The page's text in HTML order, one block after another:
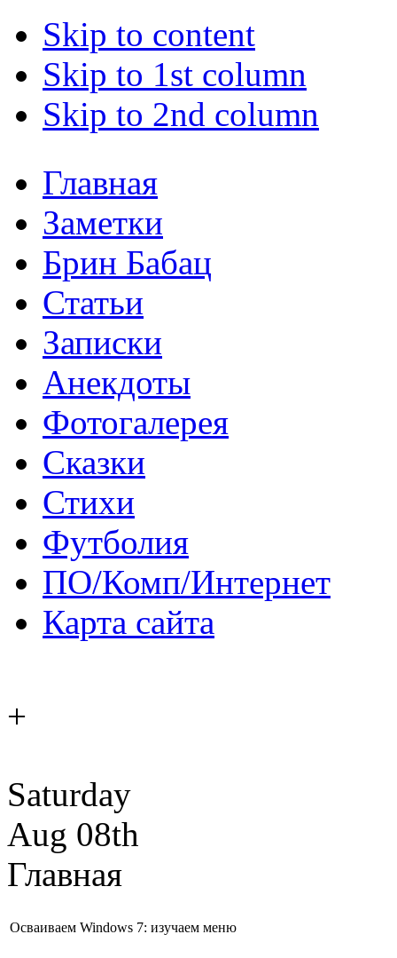
Skip to content
Skip to 1st column
Skip to 2nd column
Главная
Заметки
Брин Бабац
Статьи
Записки
Анекдоты
Фотогалерея
Сказки
Стихи
Футболия
ПО/Комп/Интернет
Карта сайта
+
Saturday
Aug 08th
Главная
Осваиваем Windows 7: изучаем меню